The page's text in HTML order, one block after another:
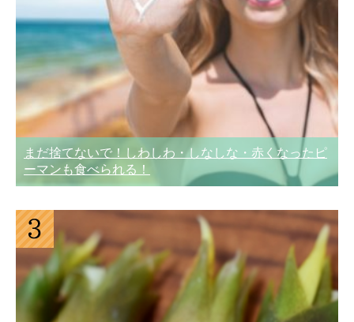
まだ捨てないで！しわしわ・しなしな・赤くなったピ
ーマンも食べられる！